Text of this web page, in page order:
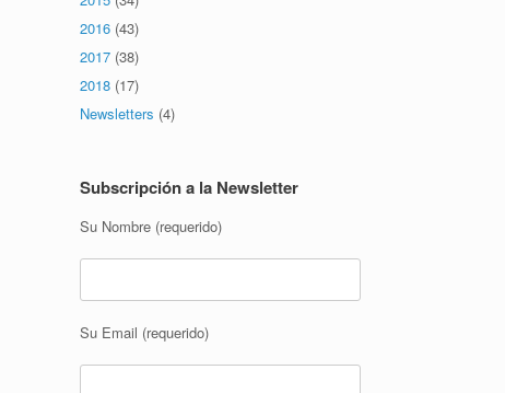
2016 (43)
2017 (38)
2018 (17)
Newsletters (4)
Subscripción a la Newsletter
Su Nombre (requerido)
Su Email (requerido)